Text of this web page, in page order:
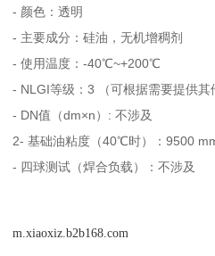
- 颜色：透明
- 主要成分：硅油，无机增稠剂
- 使用温度：-40℃~+200℃
- NLGI等级：3 （可根据需要提供其
- DN值（dm×n）: 不涉及
2- 基础油粘度（40℃时）：9500
- 四球测试（焊合负载）：不涉及
m.xiaoxiz.b2b168.com